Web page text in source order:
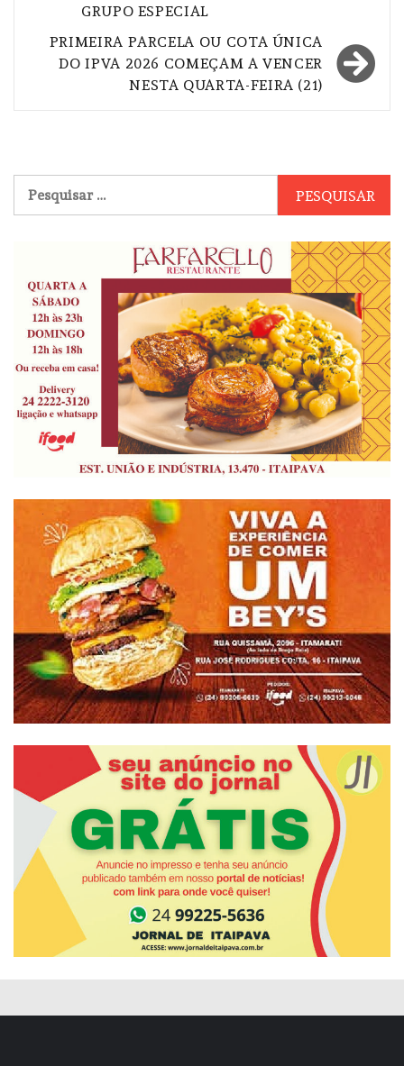
GRUPO ESPECIAL
PRIMEIRA PARCELA OU COTA ÚNICA
DO IPVA 2026 COMEÇAM A VENCER
NESTA QUARTA-FEIRA (21)
por: